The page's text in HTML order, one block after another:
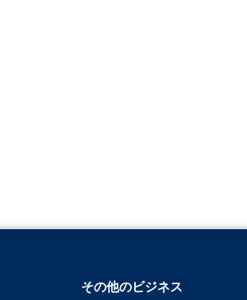
その他のビジネス